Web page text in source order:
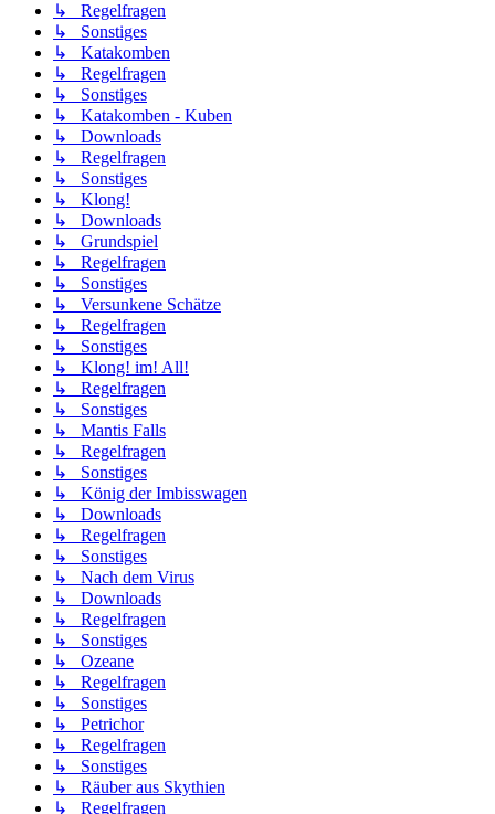
↳ Regelfragen
↳ Sonstiges
↳ Katakomben
↳ Regelfragen
↳ Sonstiges
↳ Katakomben - Kuben
↳ Downloads
↳ Regelfragen
↳ Sonstiges
↳ Klong!
↳ Downloads
↳ Grundspiel
↳ Regelfragen
↳ Sonstiges
↳ Versunkene Schätze
↳ Regelfragen
↳ Sonstiges
↳ Klong! im! All!
↳ Regelfragen
↳ Sonstiges
↳ Mantis Falls
↳ Regelfragen
↳ Sonstiges
↳ König der Imbisswagen
↳ Downloads
↳ Regelfragen
↳ Sonstiges
↳ Nach dem Virus
↳ Downloads
↳ Regelfragen
↳ Sonstiges
↳ Ozeane
↳ Regelfragen
↳ Sonstiges
↳ Petrichor
↳ Regelfragen
↳ Sonstiges
↳ Räuber aus Skythien
↳ Regelfragen